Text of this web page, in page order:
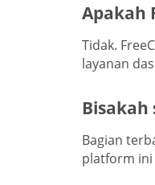
Apakah
Tidak.
layanan
Bisakah
Bagian
platform ini